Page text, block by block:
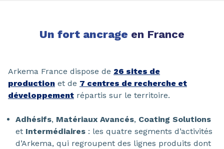
Un fort ancrage en France
Arkema France dispose de 26 sites de
production et de 7 centres de recherche et
développement répartis sur le territoire.
Adhésifs, Matériaux Avancés, Coating Solutions
et Intermédiaires : les quatre segments d’activités
d’Arkema, qui regroupent des lignes produits dont